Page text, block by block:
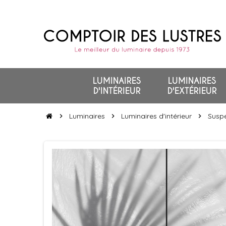
LUMINAIRES
D'INTÉRIEUR
LUMINAIRES
D'EXTÉRIEUR
chevron_right Luminaires chevron_right Luminaires d'intérieur chevron_right